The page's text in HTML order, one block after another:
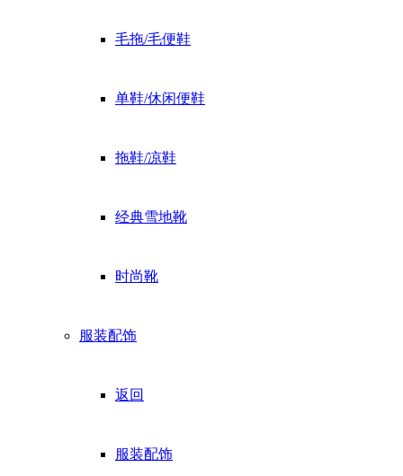
毛拖/毛便鞋
单鞋/休闲便鞋
拖鞋/凉鞋
经典雪地靴
时尚靴
服装配饰
返回
服装配饰